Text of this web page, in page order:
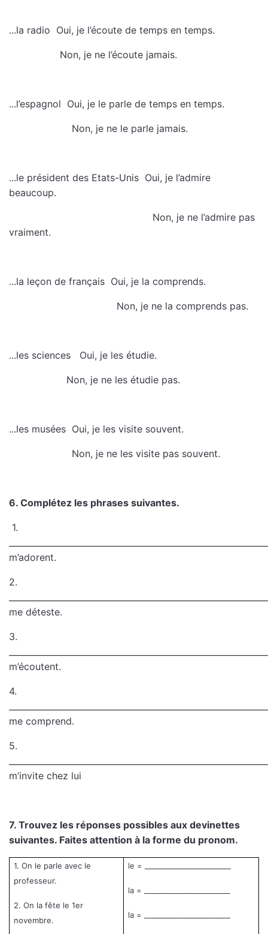
...la radio  Oui, je l’écoute de temps en temps.
 Non, je ne l’écoute jamais.
...l’espagnol  Oui, je le parle de temps en temps.
 Non, je ne le parle jamais.
...le président des Etats-Unis  Oui, je l’admire
beaucoup.
 Non, je ne l’admire pas
vraiment.
...la leçon de français  Oui, je la comprends.
 Non, je ne la comprends pas.
...les sciences Oui, je les étudie.
Non, je ne les étudie pas.
...les musées  Oui, je les visite souvent.
 Non, je ne les visite pas souvent.
6. Complétez les phrases suivantes.
1.
m’adorent.
2.
me déteste.
3.
m’écoutent.
4.
me comprend.
5.
m’invite chez lui
7. Trouvez les réponses possibles aux devinettes
suivantes. Faites attention à la forme du pronom.
1. On le parle avec le
professeur.
2. On la fête le 1er
novembre.
le = ________________________
la = ________________________
la = ________________________